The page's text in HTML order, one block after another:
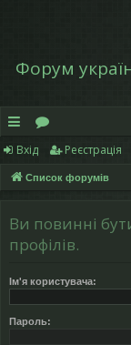
Форум
в
и
и
д
о
ру
и
Вхід Реєстрація
Список форумів
Ви повинні
профілів.
Ім'я користувача:
Пароль: